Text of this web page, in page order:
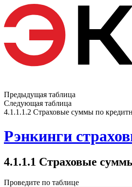
Предыдущая таблица
Следующая таблица
4.1.1.1.2 Страховые суммы по
Рэнкинги
4.1.1.1 Страховые
Проведите по таблице